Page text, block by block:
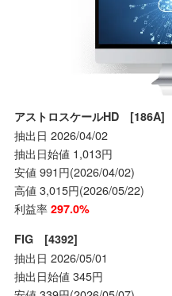
アストロスケールHD [186A]
抽出日 2026/04/02
抽出日始値 1,013円
安値 991円(2026/04/02)
高値 3,015円(2026/05/22)
利益率 297.0%
FIG [4392]
抽出日 2026/05/01
抽出日始値 345円